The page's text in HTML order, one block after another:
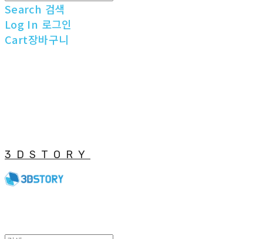
Search 검색
Log In 로그인
Cart장바구니
3DSTORY